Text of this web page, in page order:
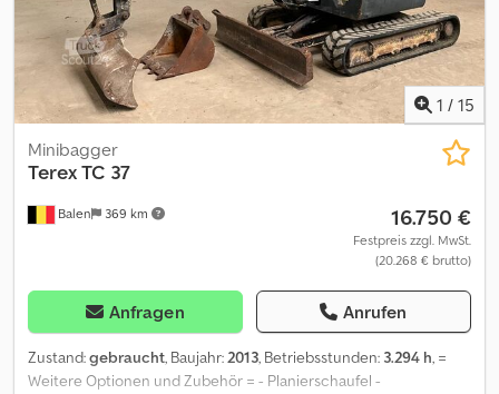
1 / 15
Balen 369 km
Minibagger
TerexTC 37
16.750 €
Festpreis zzgl. MwSt.
(20.268 € brutto)
Anfragen Anrufen
Zustand:gebraucht, Baujahr:2013, Betriebsstunden: 3.294 h, =
Weitere Optionen und Zubehör = - Planierschaufel -